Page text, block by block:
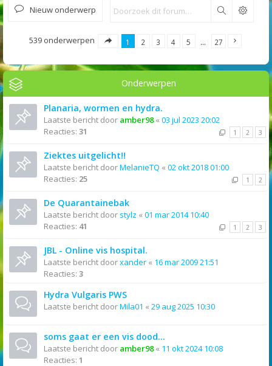
Nieuw onderwerp Zoek
539 onderwerpen 1 2 3 4 5 … 27
Onderwerpen
Planaria, wormen en hydra.
Laatste bericht door amber98« 03 jul 2023 20:02
Reacties: 31 1 2 3
Ziektes uitgelicht!!
Laatste bericht doorMelanieTQ « 02 okt 2018 01:00
Reacties: 25 1 2
De Quarantainebak
Laatste bericht door stylz « 01 mar 2014 10:40
Reacties: 41 1 2 3
JBL - Online vis hospital.
Laatste bericht doorxander « 16 mar 2009 21:51
Reacties: 3
Hydra Vulgaris PWS
Laatste bericht doorMila01 « 29 aug 2025 10:30
soms gaat er een vis dood...
Laatste bericht door amber98« 11 okt 2024 10:08
Reacties: 1